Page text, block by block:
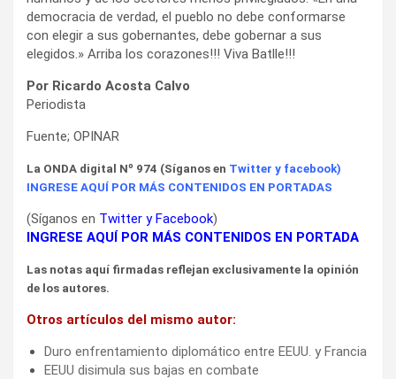
democracia de verdad, el pueblo no debe conformarse
con elegir a sus gobernantes, debe gobernar a sus
elegidos.» Arriba los corazones!!! Viva Batlle!!!
Por Ricardo Acosta Calvo
Periodista
Fuente; OPINAR
La ONDA digital Nº 974 (Síganos en Twitter y facebook)
INGRESE AQUÍ POR MÁS CONTENIDOS EN PORTADAS
(Síganos en Twitter yFacebook)
INGRESE AQUÍ POR MÁS CONTENIDOS EN PORTADA
Las notas aquí firmadas reflejan exclusivamente la opinión
de los autores.
Otros artículos del mismo autor:
Duro enfrentamiento diplomático entre EEUU. y Francia
EEUU disimula sus bajas en combate